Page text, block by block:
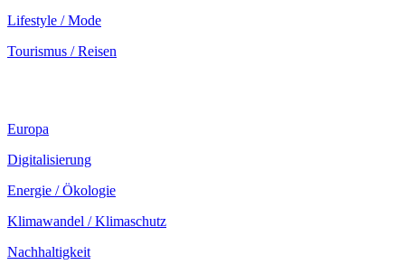
Lifestyle / Mode
Tourismus / Reisen
Europa
Digitalisierung
Energie / Ökologie
Klimawandel / Klimaschutz
Nachhaltigkeit